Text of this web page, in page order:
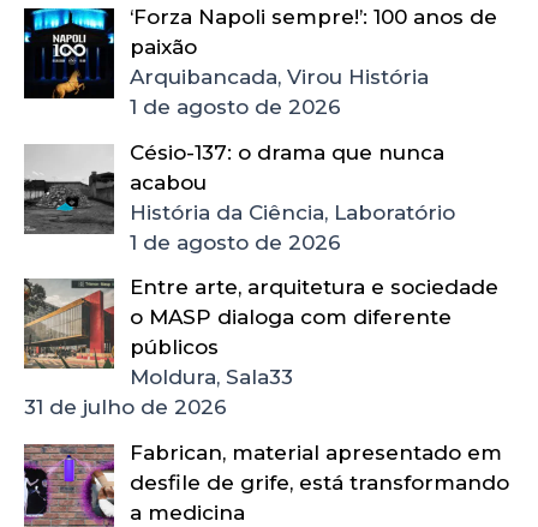
‘Forza Napoli sempre!’: 100 anos de
paixão
Arquibancada, Virou História
1 de agosto de 2026
Césio-137: o drama que nunca
acabou
História da Ciência, Laboratório
1 de agosto de 2026
Entre arte, arquitetura e sociedade
o MASP dialoga com diferente
públicos
Moldura, Sala33
31 de julho de 2026
Fabrican, material apresentado em
desfile de grife, está transformando
a medicina